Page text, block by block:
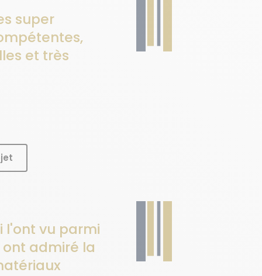
super
et très
l'ont vu parmi
admiré la